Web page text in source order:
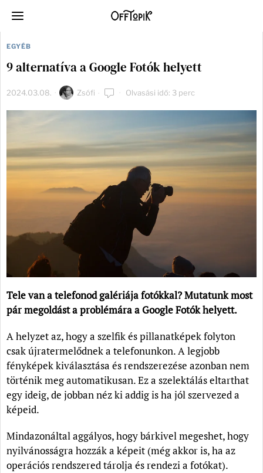
EGYÉB
9 alternatíva a Google Fotók helyett
2024.03.08. Zsófi Olvasási idő: 3 perc
Tele van a telefonod galériája fotókkal? Mutatunk most
pár megoldást a problémára a Google Fotók helyett.
A helyzet az, hogy a szelfik és pillanatképek folyton
csak újratermelődnek a telefonunkon. A legjobb
fényképek kiválasztása és rendszerezése azonban nem
történik meg automatikusan. Ez a szelektálás eltarthat
egy ideig, de jobban néz ki addig is ha jól szervezed a
képeid.
Mindazonáltal aggályos, hogy bárkivel megeshet, hogy
nyilvánosságra hozzák a képeit (még akkor is, ha az
operációs rendszered tárolja és rendezi a fotókat).